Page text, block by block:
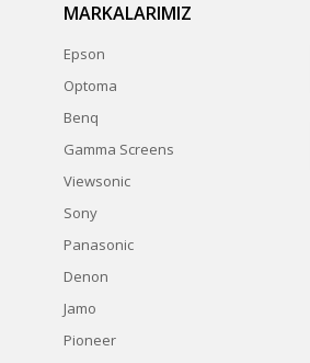
MARKALARIMIZ
Epson
Optoma
Benq
Gamma Screens
Viewsonic
Sony
Panasonic
Denon
Jamo
Pioneer